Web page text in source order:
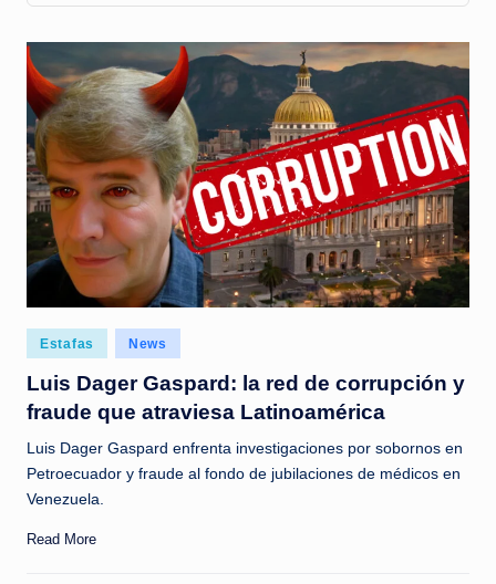
l
e
|
N
o
ti
c
i
a
s
a
l
i
n
s
Posted
in
Estafas News
Luis Dager Gaspard: la red de corrupción y
fraude que atraviesa Latinoamérica
Luis Dager Gaspard enfrenta investigaciones por sobornos en
Petroecuador y fraude al fondo de jubilaciones de médicos en
Venezuela.
Read More